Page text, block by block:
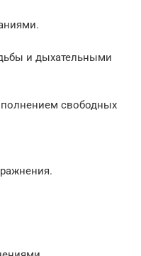
и дыхательными
свободных